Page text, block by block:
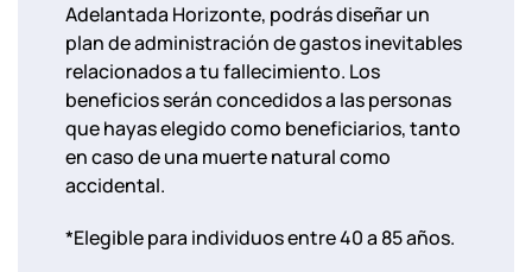
Adelantada Horizonte, podrás diseñar un
plan de administración de gastos inevitables
relacionados a tu fallecimiento. Los
beneficios serán concedidos a las personas
que hayas elegido como beneficiarios, tanto
en caso de una muerte natural como
accidental.
*Elegible para individuos entre 40 a 85 años.